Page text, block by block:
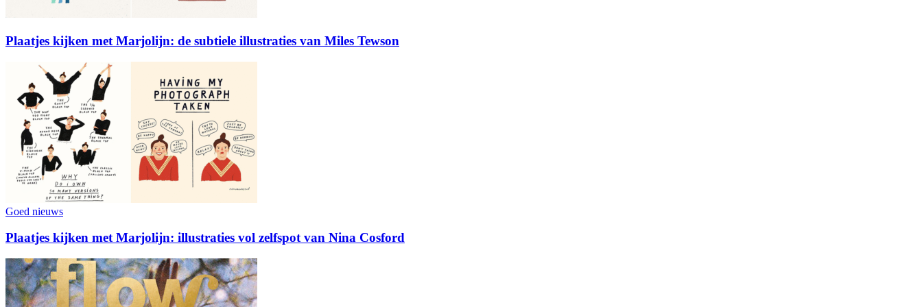
Plaatjes kijken met Marjolijn: de subtiele illustraties van Miles Tewson
Goed nieuws
Plaatjes kijken met Marjolijn: illustraties vol zelfspot van Nina Cosford